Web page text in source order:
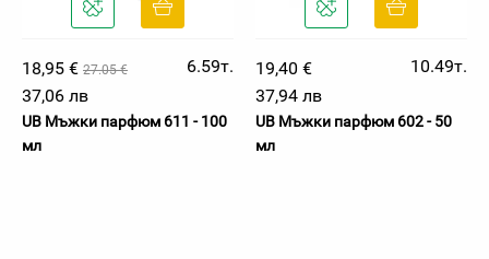
18,95 € 27.05 €
6.59т.
37,06 лв
UB Мъжки парфюм 611 - 100
мл
19,40 €
10.49т.
37,94 лв
UB Мъжки парфюм 602 - 50
мл